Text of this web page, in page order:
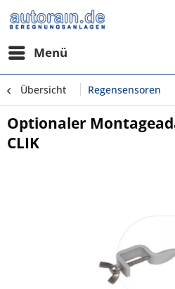
Menü
Übersicht Regensensoren
Optionaler
CLIK